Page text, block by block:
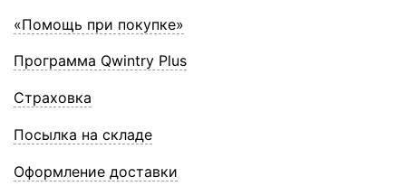
«Помощь при покупке»
Программа Qwintry Plus
Страховка
Посылка на складе
Оформление доставки